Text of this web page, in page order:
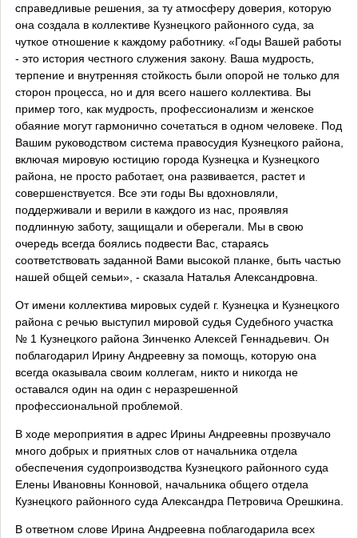
справедливые решения, за ту атмосферу доверия, которую
она создала в коллективе Кузнецкого районного суда, за
чуткое отношение к каждому работнику. «Годы Вашей работы
- это история честного служения закону. Ваша мудрость,
терпение и внутренняя стойкость были опорой не только для
сторон процесса, но и для всего нашего коллектива. Вы
пример того, как мудрость, профессионализм и женское
обаяние могут гармонично сочетаться в одном человеке. Под
Вашим руководством система правосудия Кузнецкого района,
включая мировую юстицию города Кузнецка и Кузнецкого
района, не просто работает, она развивается, растет и
совершенствуется. Все эти годы Вы вдохновляли,
поддерживали и верили в каждого из нас, проявляя
подлинную заботу, защищали и оберегали. Мы в свою
очередь всегда боялись подвести Вас, стараясь
соответствовать заданной Вами высокой планке, быть частью
нашей общей семьи», - сказала Наталья Александровна.
От имени коллектива мировых судей г. Кузнецка и Кузнецкого
района с речью выступил мировой судья Судебного участка
№ 1 Кузнецкого района Зинченко Алексей Геннадьевич. Он
поблагодарил Ирину Андреевну за помощь, которую она
всегда оказывала своим коллегам, никто и никогда не
оставался один на один с неразрешенной
профессиональной проблемой.
В ходе мероприятия в адрес Ирины Андреевны прозвучало
много добрых и приятных слов от начальника отдела
обеспечения судопроизводства Кузнецкого районного суда
Елены Ивановны Конновой, начальника общего отдела
Кузнецкого районного суда Александра Петровича Орешкина.
В ответном слове Ирина Андреевна поблагодарила всех